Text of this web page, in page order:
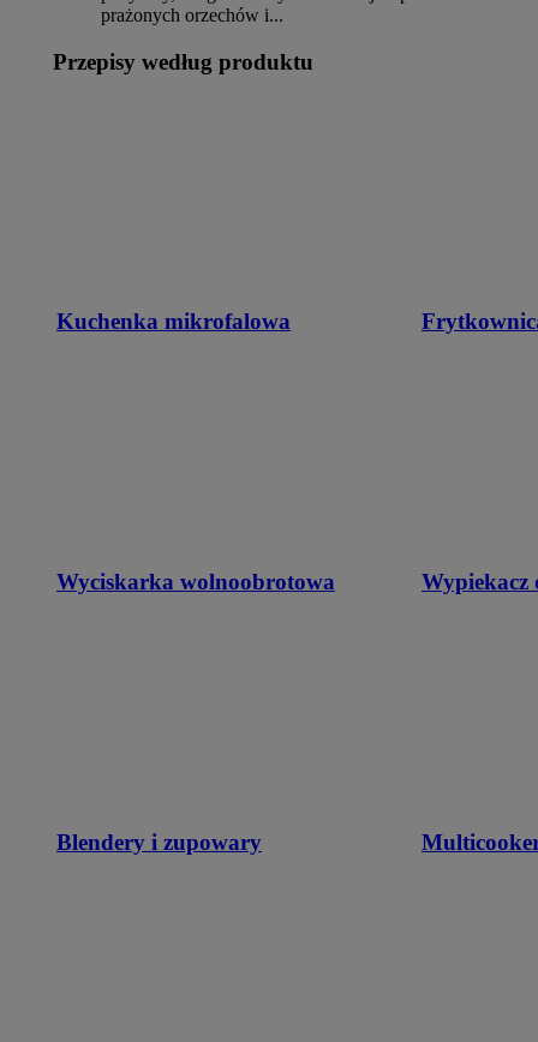
prażonych orzechów i...
Przepisy według produktu
Kuchenka mikrofalowa
Wyciskarka wolnoobrotowa Wypiekacz
Blendery i zupowary